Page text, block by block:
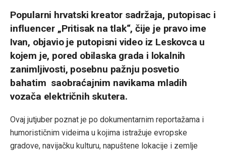
Popularni hrvatski kreator sadržaja, putopisac i
influencer „Pritisak na tlak“, čije je pravo ime
Ivan, objavio je putopisni video iz Leskovca u
kojem je, pored obilaska grada i lokalnih
zanimljivosti, posebnu pažnju posvetio
bahatim saobraćajnim navikama mladih
vozača električnih skutera.
Ovaj jutjuber poznat je po dokumentarnim reportažama i
humorističnim videima u kojima istražuje evropske
gradove, navijačku kulturu, napuštene lokacije i zemlje